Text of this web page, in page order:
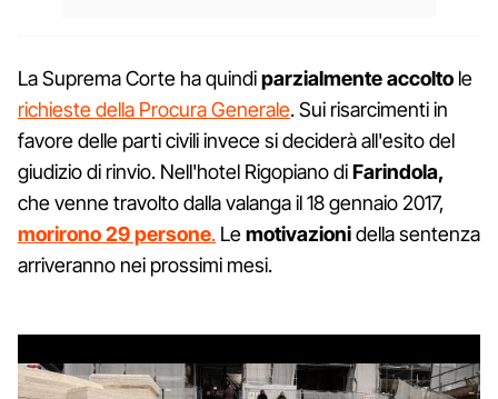
La Suprema Corte ha quindiparzialmente accolto le
richieste della Procura Generale. Sui risarcimenti in
favore delle parti civili invece si deciderà all'esito del
giudizio di rinvio. Nell'hotel Rigopiano diFarindola,
che venne travolto dalla valanga il 18 gennaio 2017,
morirono 29 persone. Lemotivazionidella sentenza
arriveranno nei prossimi mesi.